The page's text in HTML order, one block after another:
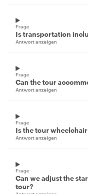
Frage
Is transportation
Antwort anzeigen
Frage
Can the tour
Antwort anzeigen
Frage
Is the tour
Antwort anzeigen
Frage
Can we adjust the
tour?